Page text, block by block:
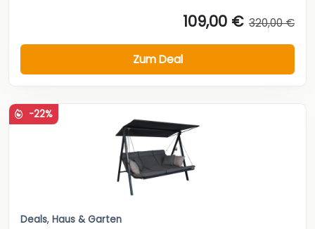
109,00 € 320,00 €
Zum Deal
-22%
Deals, Haus & Garten